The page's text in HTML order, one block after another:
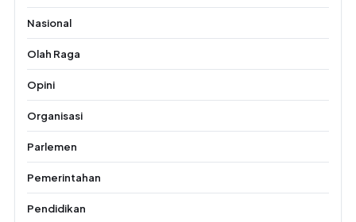
Nasional
Olah Raga
Opini
Organisasi
Parlemen
Pemerintahan
Pendidikan